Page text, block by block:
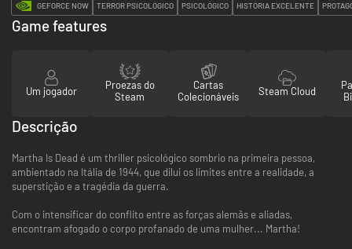
GEFORCE NOW TERROR PSICOLÓGICO PSICOLÓGICO HISTÓRIA EXCELENTE
Game features
Um jogador
Proezas do
Steam
Cartas
Colecionáveis
Steam Cloud
Descrição
Martha Is Dead é um thriller psicológico sombrio na primeira pessoa,
ambientado na Itália de 1944, que dilui os limites entre a realidade, a
superstição e a tragédia da guerra.
Com o intensificar do conflito entre as forças alemãs e aliadas,
encontram afogado o corpo profanado de uma mulher... Martha!